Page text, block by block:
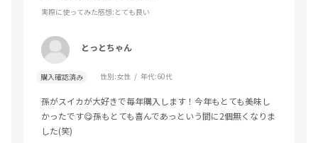
実際に使ってみた感想:とても良い
とっとちゃん
購入確認済み 性別:女性 年代:60代
孫がスイカが大好きで毎年購入します！今年もとても美味し
かったです😋孫もとても喜んであっという間に2個無くなりま
した(笑)